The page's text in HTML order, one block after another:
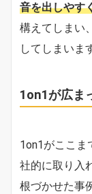
音を出しやす
構えてしまい
してしまいま
1on1が広ま
1on1がここま
社的に取り入
根づかせた事